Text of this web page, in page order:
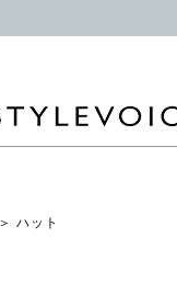
＞ ハット